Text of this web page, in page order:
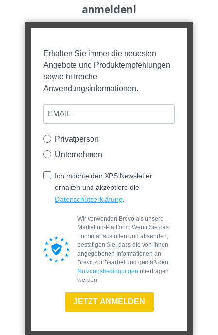
anmelden!
Erhalten Sie immer die neuesten
Angebote und Produktempfehlungen
sowie hilfreiche
Anwendungsinformationen.
Privatperson
Unternehmen
Ich möchte den XPS Newsletter
erhalten und akzeptiere die
Datenschutzerklärung
Wir verwenden Brevo als unsere
Marketing-Plattform. Wenn Sie das
Formular ausfüllen und absenden,
bestätigen Sie, dass die von Ihnen
angegebenen Informationen an
Brevo zur Bearbeitung gemäß den
Nutzungsbedingungen übertragen
werden
JETZT ANMELDEN